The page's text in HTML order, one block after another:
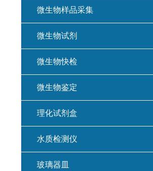
微生物样品采集
微生物试剂
微生物快检
微生物鉴定
理化试剂盒
水质检测仪
玻璃器皿